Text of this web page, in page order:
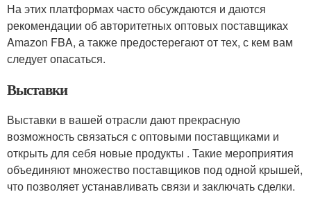
На этих платформах часто обсуждаются и даются
рекомендации об авторитетных оптовых поставщиках
Amazon FBA, а также предостерегают от тех, с кем вам
следует опасаться.
Выставки
Выставки в вашей отрасли дают прекрасную
возможность связаться с оптовыми поставщиками и
открыть для себя новые продукты . Такие мероприятия
объединяют множество поставщиков под одной крышей,
что позволяет устанавливать связи и заключать сделки.